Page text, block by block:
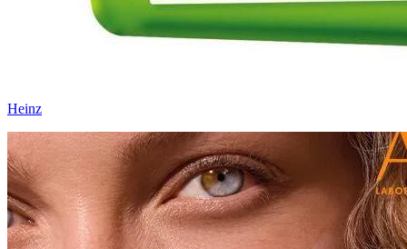
Heinz